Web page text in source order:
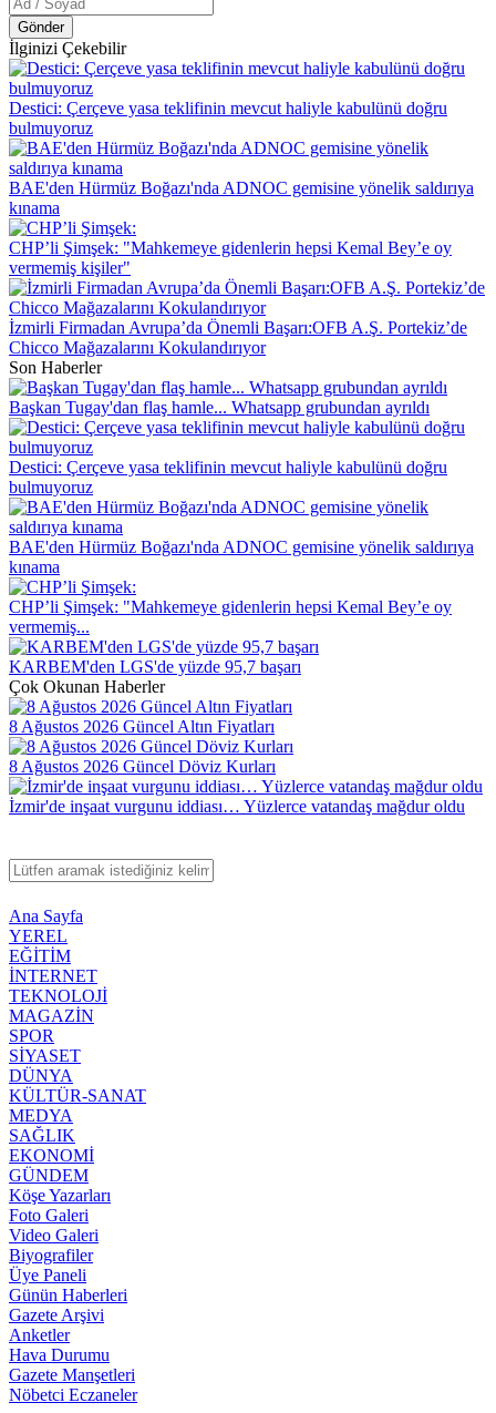
Gönder
İlginizi Çekebilir
Destici: Çerçeve yasa teklifinin mevcut haliyle kabulünü doğru
bulmuyoruz
BAE'den Hürmüz Boğazı'nda ADNOC gemisine yönelik saldırıya
kınama
CHP’li Şimşek: "Mahkemeye gidenlerin hepsi Kemal Bey’e oy
vermemiş kişiler"
İzmirli Firmadan Avrupa’da Önemli Başarı:OFB A.Ş. Portekiz’de
Chicco Mağazalarını Kokulandırıyor
Son Haberler
Başkan Tugay'dan flaş hamle... Whatsapp grubundan ayrıldı
Destici: Çerçeve yasa teklifinin mevcut haliyle kabulünü doğru
bulmuyoruz
BAE'den Hürmüz Boğazı'nda ADNOC gemisine yönelik saldırıya
kınama
CHP’li Şimşek: "Mahkemeye gidenlerin hepsi Kemal Bey’e oy
vermemiş...
KARBEM'den LGS'de yüzde 95,7 başarı
Çok Okunan Haberler
8 Ağustos 2026 Güncel Altın Fiyatları
8 Ağustos 2026 Güncel Döviz Kurları
İzmir'de inşaat vurgunu iddiası… Yüzlerce vatandaş mağdur oldu
Ana Sayfa
YEREL
EĞİTİM
İNTERNET
TEKNOLOJİ
MAGAZİN
SPOR
SİYASET
DÜNYA
KÜLTÜR-SANAT
MEDYA
SAĞLIK
EKONOMİ
GÜNDEM
Köşe Yazarları
Foto Galeri
Video Galeri
Biyografiler
Üye Paneli
Günün Haberleri
Gazete Arşivi
Anketler
Hava Durumu
Gazete Manşetleri
Nöbetci Eczaneler